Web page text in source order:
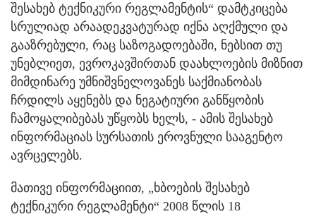
შესახებ ტექნიკური რეგლამენტის“ დამტკიცება
სრულიად არაადეკვატურად იქნა აღქმული და
გააზრებული, რაც საზოგადოებაში, ნებსით თუ
უნებლიეთ, ევროკავშირთან დაახლოების მიზნით
მიმდინარე უმნიშვნელოვანეს საქმიანობას
ჩრდილს აყენებს და ნეგატიური განწყობის
ჩამოყალიბებას უწყობს ხელს, - ამის შესახებ
ინფორმაციას სურსათის ეროვნული სააგენტო
ავრცელებს.
მათივე ინფორმაციით, „ხბოების შესახებ
ტექნიკური რეგლამენტი“ 2008 წლის 18